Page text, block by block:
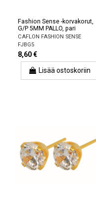
Fashion Sense -korvakorut,
G/P 5MM PALLO, pari
CAFLON FASHION SENSE
FJBG5
8,60 €
Lisää ostoskoriin